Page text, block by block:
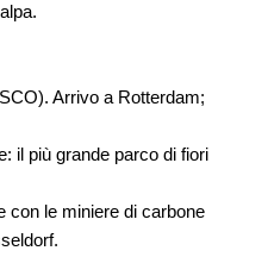
Arrivo a Rotterdam;
il più grande parco di fiori
con le miniere di carbone